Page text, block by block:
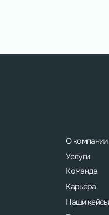
О компании
Услуги
Команда
Карьера
Наши кейсы